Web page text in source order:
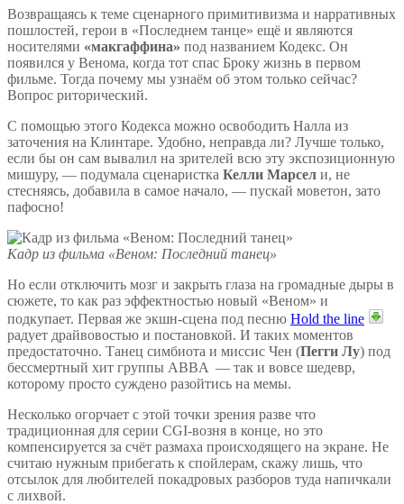
Возвращаясь к теме сценарного примитивизма и нарративных
пошлостей, герои в «Последнем танце» ещё и являются
носителями «макгаффина» под названием Кодекс. Он
появился у Венома, когда тот спас Броку жизнь в первом
фильме. Тогда почему мы узнаём об этом только сейчас?
Вопрос риторический.
С помощью этого Кодекса можно освободить Налла из
заточения на Клинтаре. Удобно, неправда ли? Лучше только,
если бы он сам вывалил на зрителей всю эту экспозиционную
мишуру, — подумала сценаристка Келли Марсел и, не
стесняясь, добавила в самое начало, — пускай моветон, зато
пафосно!
Кадр из фильма «Веном: Последний танец»
Но если отключить мозг и закрыть глаза на громадные дыры в
сюжете, то как раз эффектностью новый «Веном» и
подкупает. Первая же экшн-сцена под песню Hold the line
радует драйвовостью и постановкой. И таких моментов
предостаточно. Танец симбиота и миссис Чен (Пегги Лу) под
бессмертный хит группы ABBA — так и вовсе шедевр,
которому просто суждено разойтись на мемы.
Несколько огорчает с этой точки зрения разве что
традиционная для серии CGI-возня в конце, но это
компенсируется за счёт размаха происходящего на экране. Не
считаю нужным прибегать к спойлерам, скажу лишь, что
отсылок для любителей покадровых разборов туда напичкали
с лихвой.